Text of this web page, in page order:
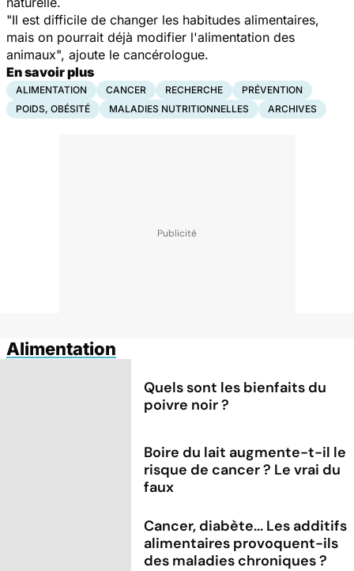
"Il est difficile de changer les habitudes alimentaires,
mais on pourrait déjà modifier l'alimentation des
animaux", ajoute le cancérologue.
En savoir plus
ALIMENTATION CANCER RECHERCHE
PRÉVENTION
POIDS, OBÉSITÉ
MALADIES NUTRITIONNELLES ARCHIVES
Alimentation
Quels sont les bienfaits du
poivre noir ?
Boire du lait augmente-t-il le
risque de cancer ? Le vrai du
faux
Cancer, diabète... Les additifs
alimentaires provoquent-ils
des maladies chroniques ?